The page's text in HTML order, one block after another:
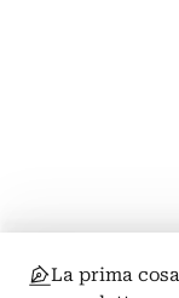
La prima